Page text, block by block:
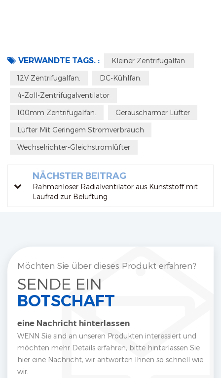
VERWANDTE TAGS. : Kleiner Zentrifugalfan.
12V Zentrifugalfan. DC-Kühlfan.
4-Zoll-Zentrifugalventilator
100mm Zentrifugalfan. Geräuscharmer Lüfter
Lüfter Mit Geringem Stromverbrauch
Wechselrichter-Gleichstromlüfter
NÄCHSTER BEITRAG
Rahmenloser Radialventilator aus Kunststoff mit
Laufrad zur Belüftung
Möchten Sie über dieses Produkt erfahren?
SENDE EIN
BOTSCHAFT
eine Nachricht hinterlassen
WENN Sie sind an unseren Produkten interessiert und
möchten mehr Details erfahren, bitte hinterlassen Sie
hier eine Nachricht, wir antworten Ihnen so schnell wie
wir.